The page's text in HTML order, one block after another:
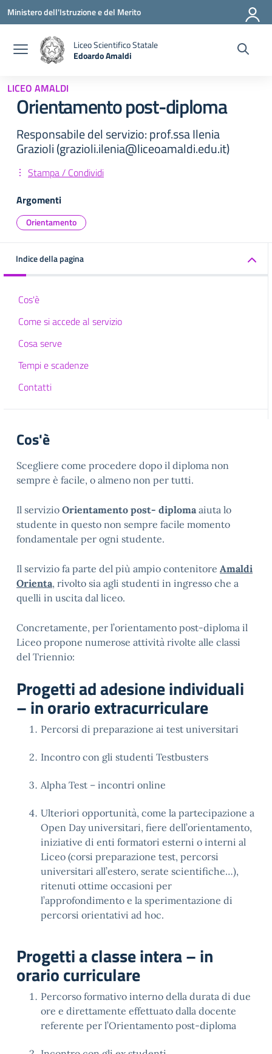
Vai ai contenuti
Vai al menu di navigazione
Vai al footer
Ministero dell'Istruzione e del Merito
Liceo Scientifico Statale
Edoardo Amaldi
LICEO AMALDI
Orientamento post-diploma
Responsabile del servizio: prof.ssa Ilenia
Grazioli (grazioli.ilenia@liceoamaldi.edu.it)
Stampa / Condividi
Argomenti
Orientamento
Indice della pagina
Cos'è
Come si accede al servizio
Cosa serve
Tempi e scadenze
Contatti
Cos'è
Scegliere come procedere dopo il diploma non
sempre è facile, o almeno non per tutti.
Il servizio Orientamento post- diplomaaiuta lo
studente in questo non sempre facile momento
fondamentale per ogni studente.
Il servizio fa parte del più ampio contenitore Amaldi
Orienta, rivolto sia agli studenti in ingresso che a
quelli in uscita dal liceo.
Concretamente, per l’orientamento post-diploma il
Liceo propone numerose attività rivolte alle classi
del Triennio:
Progetti ad adesione individuali
– in orario extracurriculare
Percorsi di preparazione ai test universitari
Incontro con gli studenti Testbusters
Alpha Test – incontri online
Ulteriori opportunità, come la partecipazione a
Open Day universitari, fiere dell’orientamento,
iniziative di enti formatori esterni o interni al
Liceo (corsi preparazione test, percorsi
universitari all’estero, serate scientifiche…),
ritenuti ottime occasioni per
l’approfondimento e la sperimentazione di
percorsi orientativi ad hoc.
Progetti a classe intera – in
orario curriculare
Percorso formativo interno della durata di due
ore e direttamente effettuato dalla docente
referente per l’Orientamento post-diploma